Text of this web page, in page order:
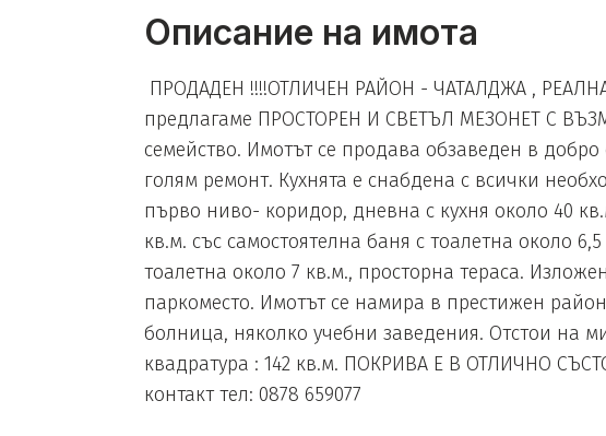
Описание на имота
ПРОДАДЕН !!!!ОТЛИЧЕН РАЙОН - ЧАТАЛДЖА ,
предлагаме ПРОСТОРЕН И СВЕТЪЛ МЕЗОНЕТ С
семейство. Имотът се продава обзаведен в
голям ремонт. Кухнята е снабдена с всички
първо ниво- коридор, дневна с кухня около 40
кв.м. със самостоятелна баня с тоалетна около
тоалетна около 7 кв.м., просторна тераса.
паркоместо. Имотът се намира в престижен
болница, няколко учебни заведения. Отстои на
квадратура : 142 кв.м. ПОКРИВА Е В ОТЛИЧНО
контакт тел: 0878 659077